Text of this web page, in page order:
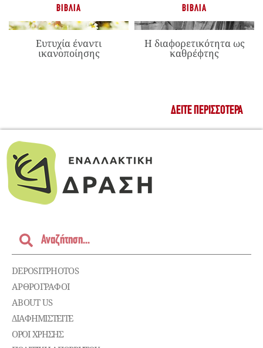
ΒΙΒΛΊΑ
Ευτυχία έναντι
ικανοποίησης
ΒΙΒΛΊΑ
Η διαφορετικότητα ως
καθρέφτης
ΔΕΊΤΕ ΠΕΡΙΣΣΌΤΕΡΑ
DEPOSITPHOTOS
ΑΡΘΡΟΓΡΑΦΟΙ
ABOUT US
ΔΙΑΦΗΜΙΣΤΕΊΤΕ
ΌΡΟΙ ΧΡΉΣΗΣ